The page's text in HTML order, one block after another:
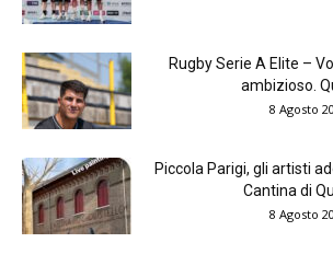
Rugby Serie A Elite –
ambizioso.
8 Agosto
Piccola Parigi, gli artisti
Cantina di
8 Agosto